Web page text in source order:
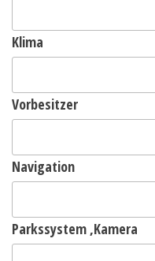
Klima
Vorbesitzer
Navigation
Parkssystem ,Kamera